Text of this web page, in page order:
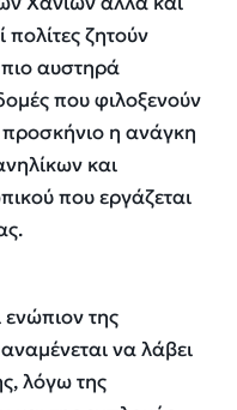
ζητούν
αυστηρά
που φιλοξενούν
προσκήνιο η ανάγκη
και
που εργάζεται
της
να λάβει
λόγω της